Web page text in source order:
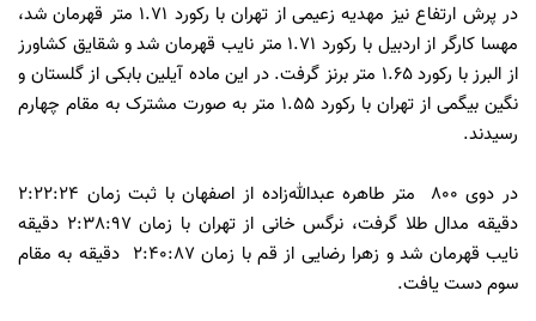
در پرش ارتفاع نیز مهدیه زعیمی از تهران با رکورد 1.71 متر قهرمان شد،
مهسا کارگر از اردبیل با رکورد 1.71 متر نایب قهرمان شد و شقایق کشاورز
از البرز با رکورد 1.65 متر برنز گرفت. در این ماده آیلین بابکی از گلستان و
نگین بیگمی از تهران با رکورد 1.55 متر به صورت مشترک به مقام چهارم
رسیدند.
در دوی 800 متر طاهره عبدالله‌زاده از اصفهان با ثبت زمان 2:22:24
دقیقه مدال طلا گرفت، نرگس خانی از تهران با زمان 2:38:97 دقیقه
نایب قهرمان شد و زهرا رضایی از قم با زمان 2:40:87 دقیقه به مقام
سوم دست یافت.